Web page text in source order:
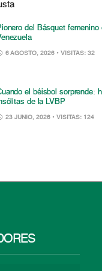
del Básquet femenino
6 AGOSTO, 2026 • VISITAS: 32
el béisbol sorprende:
de la LVBP
23 JUNIO, 2026 • VISITAS: 124